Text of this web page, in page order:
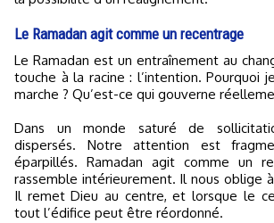
Le Ramadan agit comme un recentrage
Le Ramadan est un entraînement au changement parce qu’il
touche à la racine : l’intention. Pourquoi
marche ? Qu’est-ce qui gouverne
Dans un monde saturé de
dispersés. Notre attention est
éparpillés. Ramadan agit comme un
rassemble intérieurement. Il nous oblige
Il remet Dieu au centre, et lorsque le
tout l’édifice peut être réordonné.